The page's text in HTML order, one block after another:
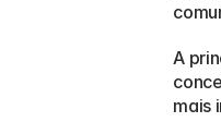
A
mais